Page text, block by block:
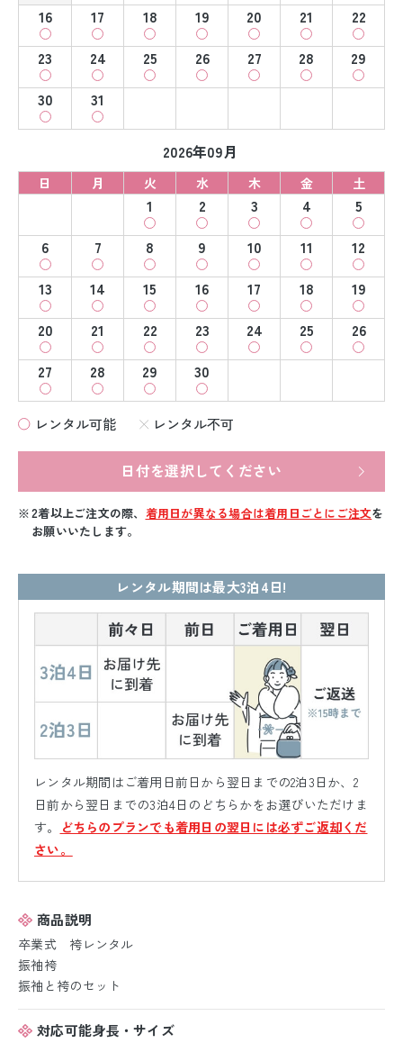
16
17 18 19 20 21
22
23
24 25 26 27 28
29
30
31
2026年09月
日 月 火 水 木 金 土
1 2 3 4
5
6
7 8 9 10 11
12
13
14 15 16 17 18
19
20
21 22 23 24 25
26
27
28 29 30
レンタル可能 レンタル不可
日付を選択してください
2着以上ご注文の際、 着用日が異なる場合は着用日ごとにご注文を
お願いいたします。
レンタル期間は最大3泊4日!
レンタル期間はご着用日前日から翌日までの2泊3日か、2
日前から翌日までの3泊4日のどちらかをお選びいただけま
す。
どちらのプランでも着用日の翌日には必ずご返却くだ
さい。
商品説明
卒業式 袴レンタル
振袖袴
振袖と袴のセット
対応可能身長・サイズ